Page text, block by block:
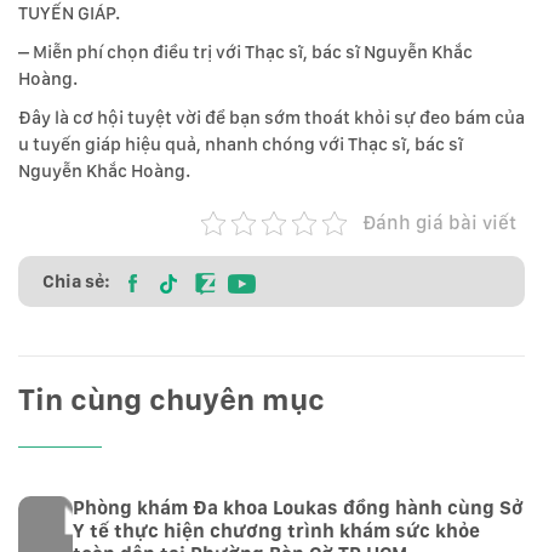
TUYẾN GIÁP.
– Miễn phí chọn điều trị với Thạc sĩ, bác sĩ Nguyễn Khắc
Hoàng.
Đây là cơ hội tuyệt vời để bạn sớm thoát khỏi sự đeo bám của
u tuyến giáp hiệu quả, nhanh chóng với Thạc sĩ, bác sĩ
Nguyễn Khắc Hoàng.
Đánh giá bài viết
Chia sẻ:
Tin cùng chuyên mục
Phòng khám Đa khoa Loukas đồng hành cùng Sở
Y tế thực hiện chương trình khám sức khỏe